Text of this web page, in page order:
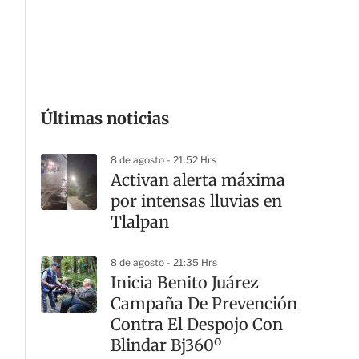
Últimas noticias
8 de agosto - 21:52 Hrs
Activan alerta máxima
por intensas lluvias en
Tlalpan
8 de agosto - 21:35 Hrs
Inicia Benito Juárez
Campaña De Prevención
Contra El Despojo Con
Blindar Bj360º